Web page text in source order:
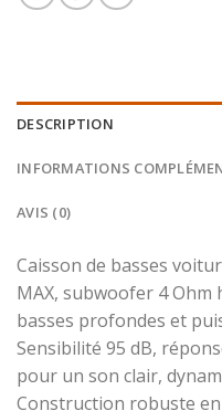
DESCRIPTION
INFORMATIONS
AVIS (0)
Caisson de basses
MAX, subwoofer 4
basses profondes et
Sensibilité 95 dB,
pour un son clair,
Construction robuste